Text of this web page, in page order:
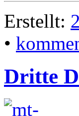
Erstellt:
•
Dritte